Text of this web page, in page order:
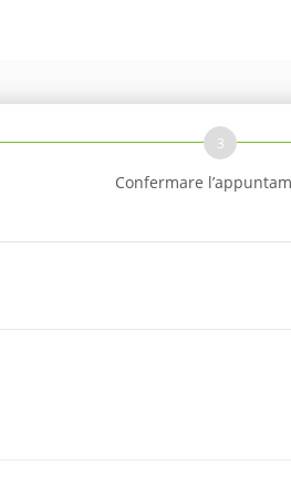
3
Confermare